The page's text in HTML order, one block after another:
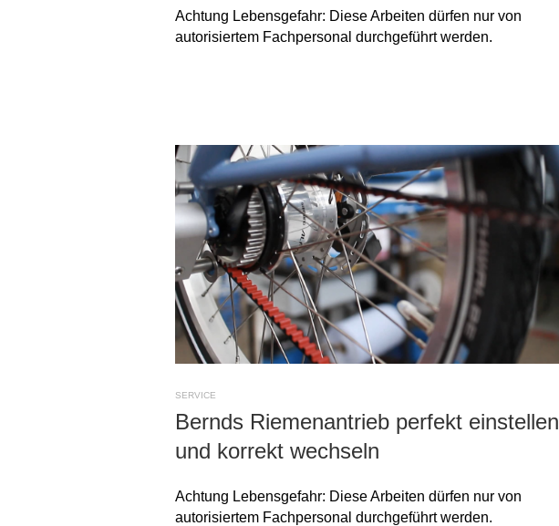
Achtung Lebensgefahr: Diese Arbeiten dürfen nur von
autorisiertem Fachpersonal durchgeführt werden.
SERVICE
Bernds Riemenantrieb perfekt einstellen
und korrekt wechseln
Achtung Lebensgefahr: Diese Arbeiten dürfen nur von
autorisiertem Fachpersonal durchgeführt werden.